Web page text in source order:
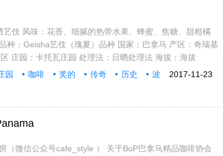
伎 风味：花香、细腻的热带水果、蜂蜜、焦糖、甜柑橘
种：Geisha艺伎（瑰夏）品种 国家：巴拿马 产区：奇瑞基
庄园：卡托瓦庄园 处理法：日晒处理法 海拔：海拔
2017-11-23
园 咖啡 奖的 传奇 历史 波
（微信公众号cafe_style ） 关于BoP巴拿马精品咖啡协会